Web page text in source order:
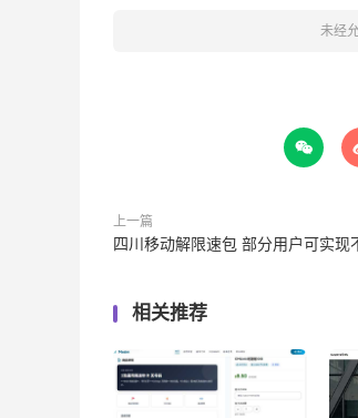
未经

上一篇
四川移动解限速包 部分用户可实现
相关推荐